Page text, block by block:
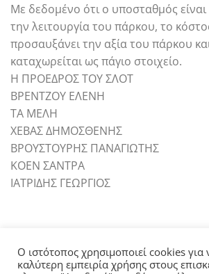
Με δεδομένο ότι ο υποσταθμός
την λειτουργία του πάρκου, το
προσαυξάνει την αξία του πάρκου
καταχωρείται ως πάγιο στοιχείο.
Η ΠΡΟΕΔΡΟΣ ΤΟΥ ΣΛΟΤ
ΒΡΕΝΤΖΟΥ ΕΛΕΝΗ
ΤΑ ΜΕΛΗ
ΧΕΒΑΣ ΔΗΜΟΣΘΕΝΗΣ
ΒΡΟΥΣΤΟΥΡΗΣ ΠΑΝΑΓΙΩΤΗΣ
ΚΟΕΝ ΣΑΝΤΡΑ
ΙΑΤΡΙΔΗΣ ΓΕΩΡΓΙΟΣ
Ο ιστότοπος χρησιμοποιεί cookies για
καλύτερη εμπειρία χρήσης στους